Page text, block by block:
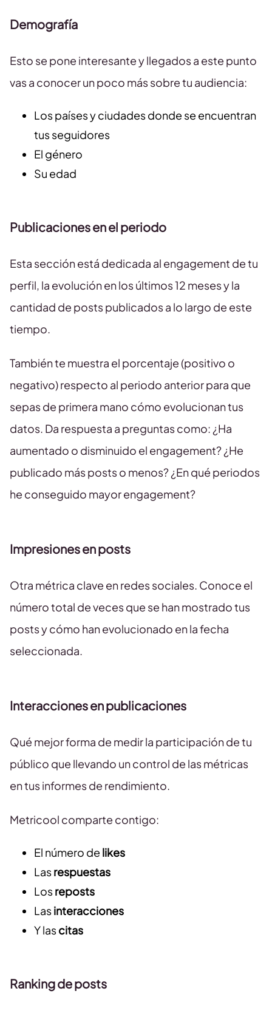
Demografía
Esto se pone interesante y llegados a este punto
vas a conocer un poco más sobre tu audiencia:
Los países y ciudades donde se encuentran
tus seguidores
El género
Su edad
Publicaciones en el periodo
Esta sección está dedicada al engagement de tu
perfil, la evolución en los últimos 12 meses y la
cantidad de posts publicados a lo largo de este
tiempo.
También te muestra el porcentaje (positivo o
negativo) respecto al periodo anterior para que
sepas de primera mano cómo evolucionan tus
datos. Da respuesta a preguntas como: ¿Ha
aumentado o disminuido el engagement? ¿He
publicado más posts o menos? ¿En qué periodos
he conseguido mayor engagement?
Impresiones en posts
Otra métrica clave en redes sociales. Conoce el
número total de veces que se han mostrado tus
posts y cómo han evolucionado en la fecha
seleccionada.
Interacciones en publicaciones
Qué mejor forma de medir la participación de tu
público que llevando un control de las métricas
en tus informes de rendimiento.
Metricool comparte contigo:
El número de likes
Lasrespuestas
Losreposts
Lasinteracciones
Y lascitas
Ranking de posts